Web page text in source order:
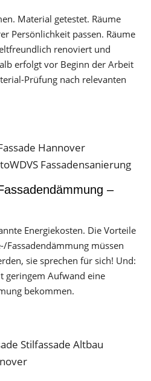
Material getestet. Räume
Persönlichkeit passen. Räume
renoviert und
erfolgt vor Beginn der Arbeit
Prüfung nach relevanten
–
Energiekosten. Die Vorteile
Fassadendämmung müssen
sie sprechen für sich! Und:
geringem Aufwand eine
bekommen.